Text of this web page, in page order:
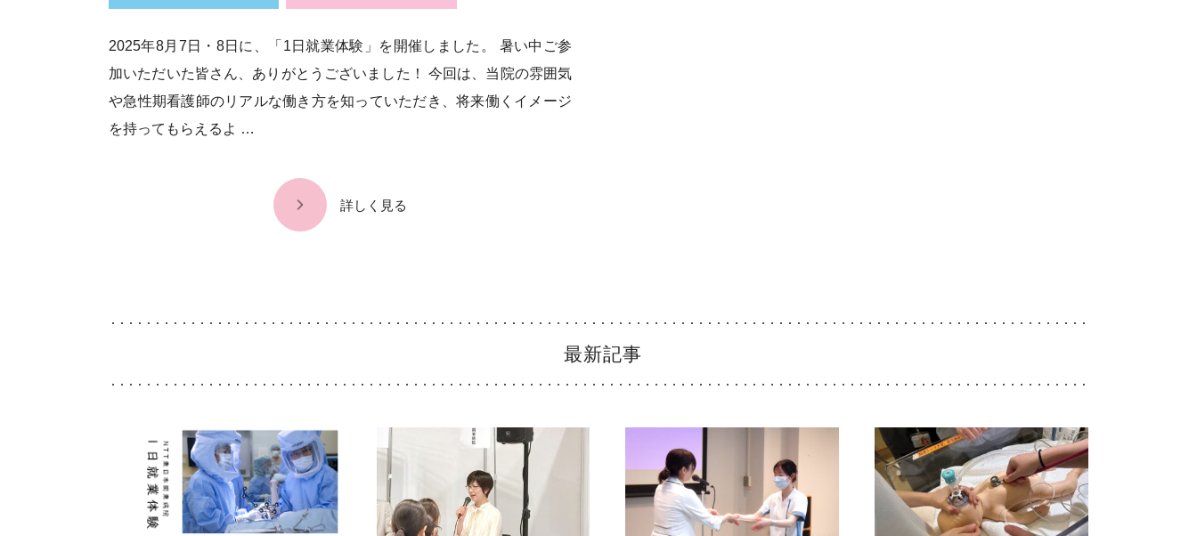
2025年8月7日・8日に、「1日就業体験」を開催しました。 暑い中ご参
加いただいた皆さん、ありがとうございました！ 今回は、当院の雰囲気
や急性期看護師のリアルな働き方を知っていただき、将来働くイメージ
を持ってもらえるよ …
詳しく見る
最新記事